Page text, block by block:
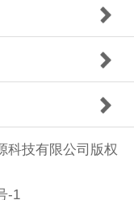
科技有限公司版权
-1